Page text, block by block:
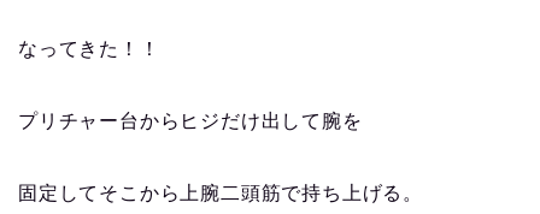
なってきた！！
プリチャー台からヒジだけ出して腕を
固定してそこから上腕二頭筋で持ち上げる。